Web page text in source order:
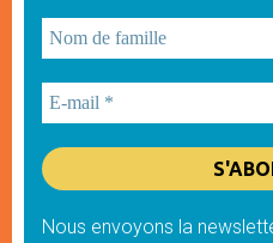
Nous envoyons la